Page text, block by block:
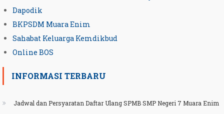
Dapodik
BKPSDM Muara Enim
Sahabat Keluarga Kemdikbud
Online BOS
INFORMASI TERBARU
Jadwal dan Persyaratan Daftar Ulang SPMB SMP Negeri 7 Muara Enim